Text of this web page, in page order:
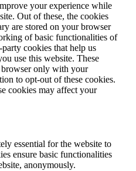
your experience while
Out of these, the cookies
are stored on your browser
of basic functionalities of
cookies that help us
use this website. These
only with your
to opt-out of these cookies.
cookies may affect your
essential for the website to
ensure basic functionalities
anonymously.